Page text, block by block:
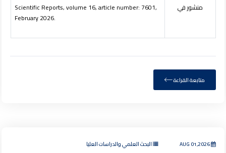
منشور في
Scientific Reports, volume 16, article number: 7601,
February 2026.
متابعة القراءة
AUG 01,2026 البحث العلمي والدراسات العليا